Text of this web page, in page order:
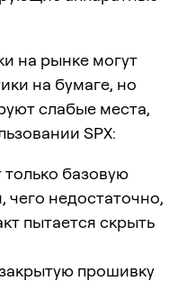
на рынке могут
на бумаге, но
слабые места,
SPX:
базовую
недостаточно,
пытается скрыть
прошивку